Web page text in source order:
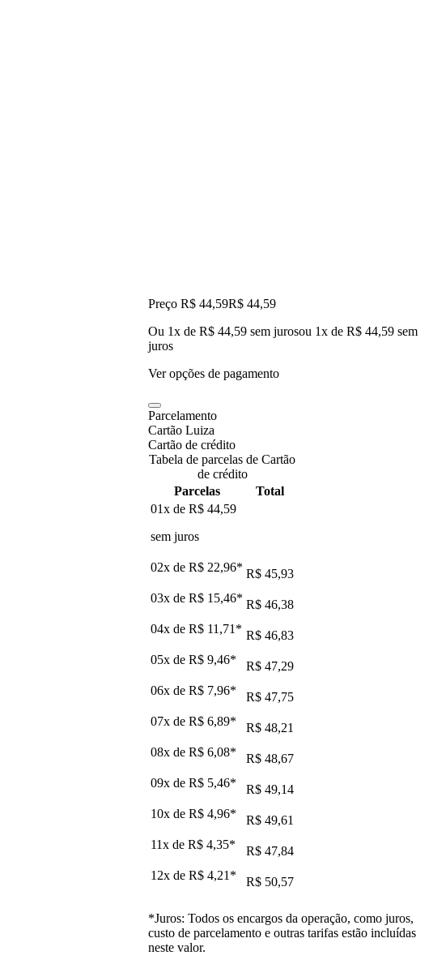
Preço R$ 44,59R$ 44,59
Ou 1x de R$ 44,59 sem jurosou 1x de R$ 44,59 sem
juros
Ver opções de pagamento
Parcelamento
Cartão Luiza
Cartão de crédito
Tabela de parcelas de Cartão
de crédito
Parcelas
Total
01x de R$ 44,59
sem juros
02x de R$ 22,96* R$ 45,93
03x de R$ 15,46* R$ 46,38
04x de R$ 11,71 * R$ 46,83
05x de R$ 9,46*
R$ 47,29
06x de R$ 7,96*
R$ 47,75
07x de R$ 6,89*
R$ 48,21
08x de R$ 6,08*
R$ 48,67
09x de R$ 5,46*
R$ 49,14
10x de R$ 4,96*
R$ 49,61
11x de R$ 4,35*
R$ 47,84
12x de R$ 4,21 * R$ 50,57
*Juros: Todos os encargos da operação, como juros,
custo de parcelamento e outras tarifas estão incluídas
neste valor.